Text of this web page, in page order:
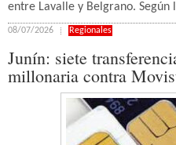
entre Lavalle y Belgrano.
08/07/2026 Regionales
Junín: siete
millonaria contra